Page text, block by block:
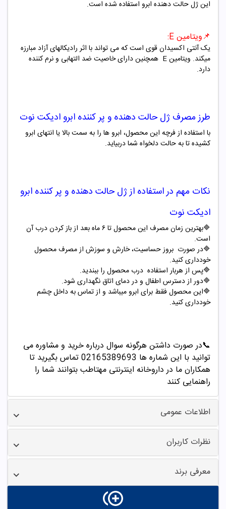
این ژل حالت دهنده ابرو استفاده شده است.
📌ویتامین E:
یک آنتی اکسیدان قوی است که می تواند با اثر رادیکالهای آزاد مبارزه
میکند. ویتامینE همچنین دارای خاصیت ضد التهابی و نرم کننده
دارد.
طرز مصرف ژل حالت دهنده و پر کننده ابرو ادیکت نوت
با استفاده از فرچه این محصول، ابرو ها را به سمت بالا یا انتهای ابرو
کشیده تا به حالت دلخواه شما دربیاید.
نکات مهم در استفاده ازژل حالت دهنده و پر کننده ابرو
ادیکت نوت
🔷بهترین زمان مصرف این محصول تا ۶ ماه بعد از باز کردن درب آن
است.
🔷در صورت بروز حساسیت، خارش و سوزش از مصرف محصول
خودداری کنید.
🔷پس از هربار استفاده درب محصول را ببندید.
🔷دور از دسترس اطفال و در دمای اتاق نگهداری شود.
🔷این محصول فقط برای ابرو میباشد و از تماس به داخل چشم
خودداری کنید.
📞در صورت داشتن هرگونه سوال درباره خرید و مشاوره می
توانید با این شماره ها 02165389693
تماس بگیرید تا
همکاران ما در داروخانه اینترنتی مهتاطب بتوانند شما را
راهنمایی کنند
اطلاعات عمومی
نظرات کاربران
معرفی برند